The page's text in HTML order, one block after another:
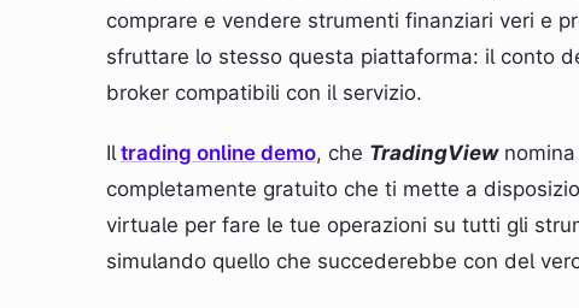
comprare e vendere strumenti finanziari veri e
sfruttare lo stesso questa piattaforma: il conto
broker compatibili con il servizio.
Il trading online demo, che TradingViewnomina
completamente gratuito che ti mette a
virtuale per fare le tue operazioni su tutti gli
simulando quello che succederebbe con del